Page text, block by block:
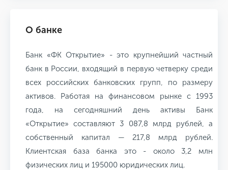
О банке
Банк «ФК Открытие» - это крупнейший частный
банк в России, входящий в первую четверку среди
всех российских банковских групп, по размеру
активов. Работая на финансовом рынке с 1993
года, на сегодняшний день активы Банк
«Открытие» составляют 3 087,8 млрд рублей, а
собственный капитал — 217,8 млрд рублей.
Клиентская база банка это - около 3,2 млн
физических лиц и 195000 юридических лиц.